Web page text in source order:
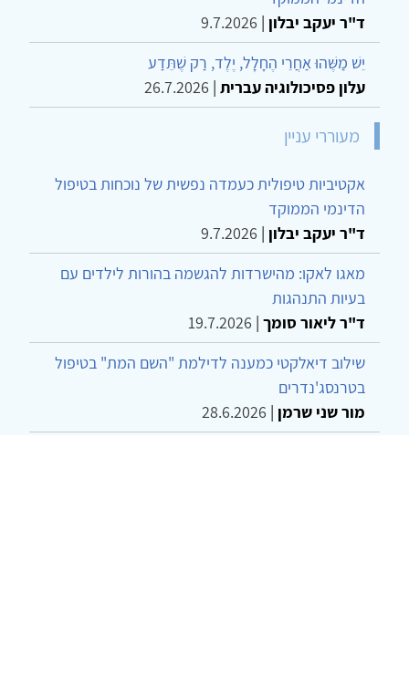
ד"ר יעקב יבלון |
9.7.2026
יֵשׁ מַשֶּׁהוּ אַחֲרֵי הֶחָלָל, יֶלֶד, רַק שֶׁתֵּדַע
עלון פסיכולוגיה עברית |
26.7.2026
מעוררי עניין
אקטיביות טיפולית כעמדה נפשית של נוכחות בטיפול
הדינמי הממוקד
ד"ר יעקב יבלון |
9.7.2026
מאגו לאקו: מהישרדות להגשמה בהורות לילדים עם
בעיות התנהגות
ד"ר ליאור סומך |
19.7.2026
שילוב דיאלקטי כמענה לדילמת "השם המת" בטיפול
בטרנסג'נדרים
מור שני שרמן |
28.6.2026